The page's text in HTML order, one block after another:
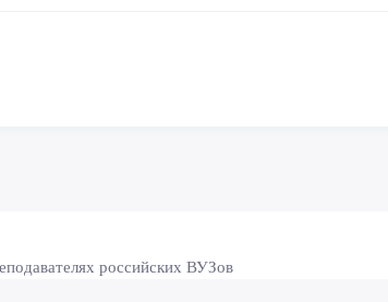
российских ВУЗов